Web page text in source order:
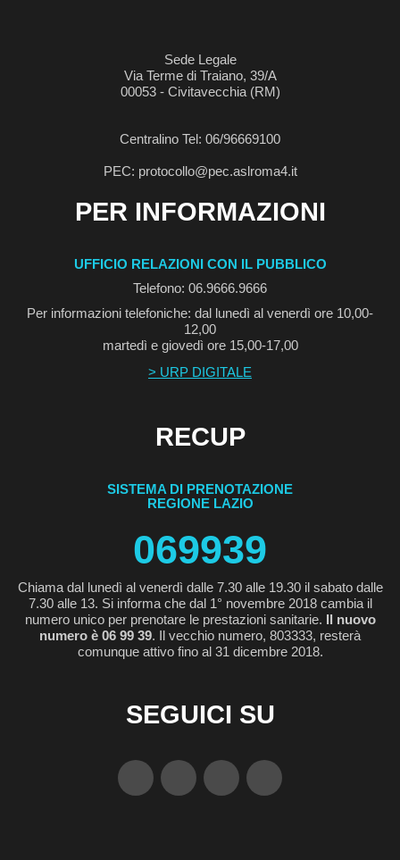
Sede Legale
Via Terme di Traiano, 39/A
00053 - Civitavecchia (RM)
Centralino Tel: 06/96669100
PEC: protocollo@pec.aslroma4.it
PER INFORMAZIONI
UFFICIO RELAZIONI CON IL PUBBLICO
Telefono: 06.9666.9666
Per informazioni telefoniche: dal lunedì al venerdì ore 10,00-
12,00
martedì e giovedì ore 15,00-17,00
> URP DIGITALE
RECUP
SISTEMA DI PRENOTAZIONE
REGIONE LAZIO
069939
Chiama dal lunedì al venerdì dalle 7.30 alle 19.30 il sabato dalle
7.30 alle 13. Si informa che dal 1° novembre 2018 cambia il
numero unico per prenotare le prestazioni sanitarie. Il nuovo
numero è 06 99 39. Il vecchio numero, 803333, resterà
comunque attivo fino al 31 dicembre 2018.
SEGUICI SU